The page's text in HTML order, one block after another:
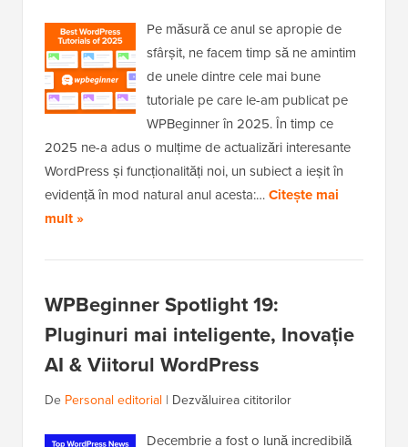
Pe măsură ce anul se apropie de
sfârșit, ne facem timp să ne amintim
de unele dintre cele mai bune
tutoriale pe care le-am publicat pe
WPBeginner în 2025. În timp ce
2025 ne-a adus o mulțime de actualizări interesante
WordPress și funcționalități noi, un subiect a ieșit în
evidență în mod natural anul acesta:…Citește mai
mult »
WPBeginner Spotlight 19:
Pluginuri mai inteligente, Inovație
AI & Viitorul WordPress
De Personal editorial | Dezvăluirea cititorilor
Decembrie a fost o lună incredibilă